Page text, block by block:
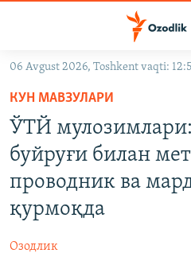
Асосий
навигацияга
ўтинг
Қидиришга
ўтинг
OZODVIDEO
OZODARXIV
На русском
06 Avgust 2026, Toshkent vaqti:
КУН МАВЗУЛАРИ
ЎТЙ
буйруғи билан
проводник ва
қурмоқда
Озодлик